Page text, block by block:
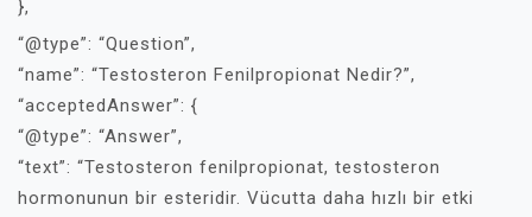
},
“@type”: “Question”,
“name”: “Testosteron Fenilpropionat Nedir?”,
“acceptedAnswer”: {
“@type”: “Answer”,
“text”: “Testosteron fenilpropionat, testosteron
hormonunun bir esteridir. Vücutta daha hızlı bir etki